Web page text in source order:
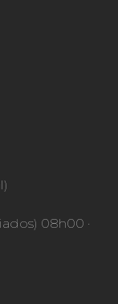
08h00 ·